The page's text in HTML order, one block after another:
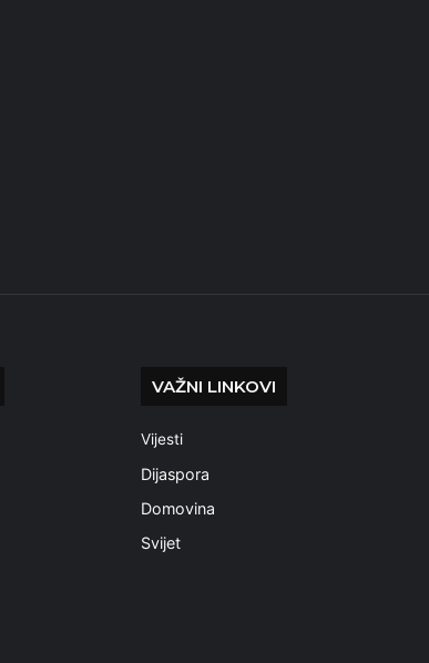
VAŽNI LINKOVI
Vijesti
Dijaspora
Domovina
Svijet